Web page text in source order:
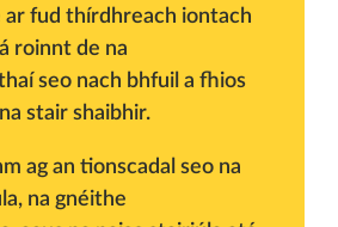
ar fud thírdhreach iontach
roinnt de na
seo nach bhfuil a fhios
stair shaibhir.
ag an tionscadal seo na
na gnéithe